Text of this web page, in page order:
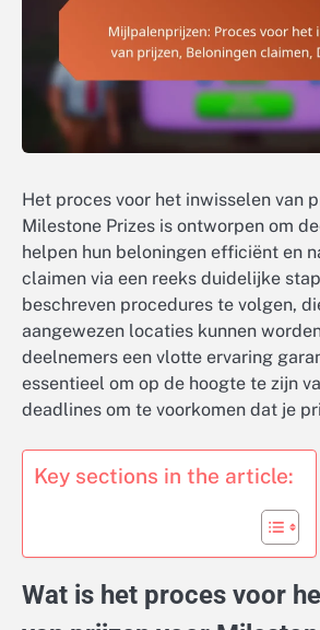
Het proces voor het inwisselen van
Milestone Prizes is ontworpen om
helpen hun beloningen efficiënt en
claimen via een reeks duidelijke
beschreven procedures te volgen,
aangewezen locaties kunnen
deelnemers een vlotte ervaring
essentieel om op de hoogte te zijn
deadlines om te voorkomen dat je
Key sections in the article:
Wat is het proces voor